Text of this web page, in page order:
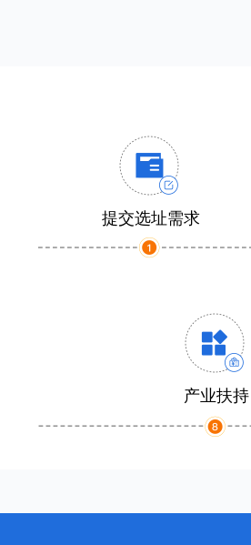
提交选址需求
产业扶持